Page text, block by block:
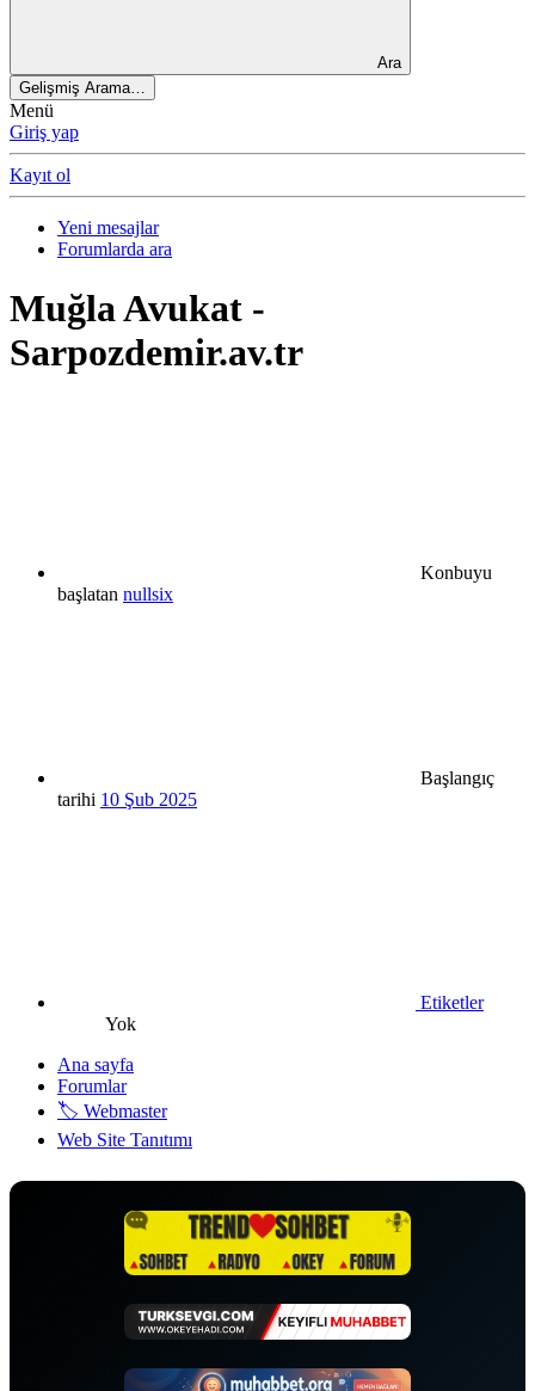
Ara
Gelişmiş Arama…
Menü
Giriş yap
Kayıt ol
Yeni mesajlar
Forumlarda ara
Muğla Avukat -
Sarpozdemir.av.tr
Konbuyu
başlatan nullsix
Başlangıç
tarihi 10 Şub 2025
Etiketler
Yok
Ana sayfa
Forumlar
🏷️ Webmaster
Web Site Tanıtımı